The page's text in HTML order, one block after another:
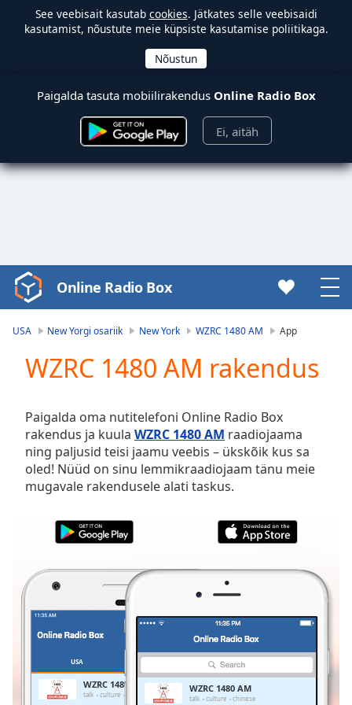
See veebisait kasutab cookies. Jätkates selle veebisaidi
kasutamist, nõustute meie küpsiste kasutamise poliitikaga.
Paigalda tasuta mobiilirakendus Online Radio Box
Ei, aitäh
Video
Player
Play
Video
Skip
Backward
Skip
Forward
Mute
Current
Duration-:-
0.00%
Stream
TypeLIVE
Seek to
LIVE
Remaining
Online Radio Box
USA New Yorgi osariik New York WZRC 1480 AM App
WZRC 1480 AM rakendus
Paigalda oma nutitelefoni Online Radio Box
rakendus ja kuula WZRC 1480 AM raadiojaama
ning paljusid teisi jaamu veebis – ükskõik kus sa
oled! Nüüd on sinu lemmikraadiojaam tänu meie
mugavale rakendusele alati taskus.
USA
WZRC 1480 AM
talk culture
WZRC 1480 AM
talk culture chinese